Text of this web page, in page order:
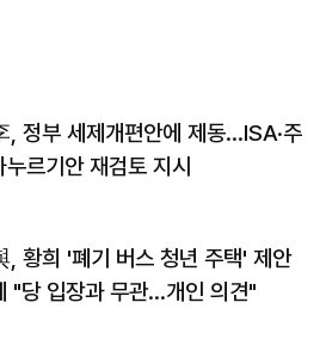
, 정부 세제개편안에 제동…ISA·주
누르기안 재검토 지시
, 황희 '폐기 버스 청년 주택' 제안
"당 입장과 무관…개인 의견"